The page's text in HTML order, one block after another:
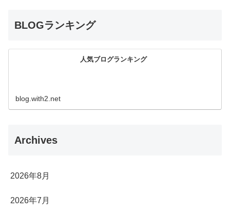
BLOGランキング
人気ブログランキング
blog.with2.net
Archives
2026年8月
2026年7月